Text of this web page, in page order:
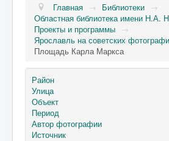
Главная → Библиотеки →
Областная библиотека имени Н.А.
Проекты и программы →
Ярославль на советских
Площадь Карла Маркса
Район
Улица
Объект
Период
Автор фотографии
Источник